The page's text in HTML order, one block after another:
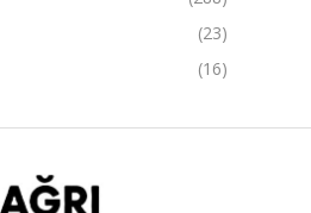
(23)
(16)